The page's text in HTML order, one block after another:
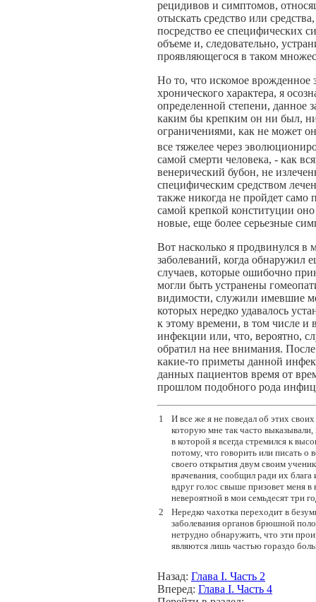
рецидивов и симптомов,
отыскать средство или
посредство ее специфических
объеме и, следовательно,
проявляющегося в таком
Но то, что искомое врожденное
хронического характера, я
определенной степени, данное
каким бы крепким он ни был,
ограничениями, как не может
все тяжелее через
самой смерти человека, - как
венерический бубон, не
специфическим средством
также никогда не пройдет
самой крепкой конституции
новые, еще более серьезные
Вот насколько я продвинулся в
заболеваний, когда обнаружил
случаев, которые ошибочно
могли быть устранены
видимости, служили имевшие
которых нередко удавалось
к этому времени, в том числе и
инфекции или, что, вероятно,
обратил на нее внимания.
какие-то приметы данной
данных пациентов время от
прошлом подобного рода
1
И все же я не поведал об этих
которую мне так часто
в которой я всегда стремился к
потому, что говорить или писать
своего открытия двум своим
врачевания, сообщил ради их
вдруг голос свыше призовет меня в
невероятной в мои семьдесят три
2
Нередко чахотка переходит в
заболевания органов брюшной
нетрудно обнаружить, что эти
являются лишь частью гораздо
Назад: Глава I. Часть 2
Вперед: Глава I. Часть 4